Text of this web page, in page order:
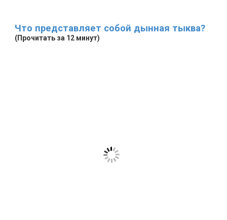
Что представляет собой дынная тыква?
(Прочитать за 12 минут)